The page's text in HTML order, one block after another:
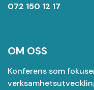
072 150 12 17
OM OSS
Konferens som